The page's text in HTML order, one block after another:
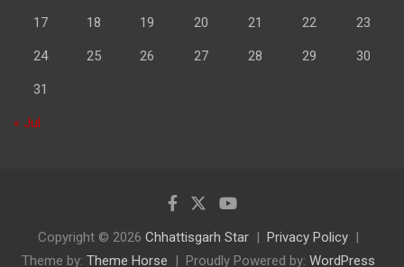
17 18 19 20 21 22 23
24 25 26 27 28 29 30
31
« Jul
Copyright © 2026 Chhattisgarh Star
Privacy Policy
Theme by: Theme Horse Proudly Powered by: WordPress